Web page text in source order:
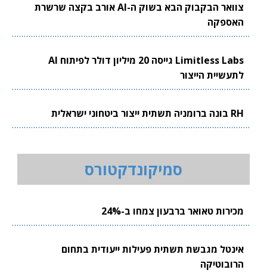
צוואר הבקבוק הבא בשוק ה-AI אורב בקצה שרשרת
האספקה
Limitless Labs גייסה 20 מיליון דולר לפיתוח AI
לתעשיית הייצור
RH בונה ברומניה תשתית ייצור ביטחוני ישראלית
סמיקונדקטורס
מכירות טאואר ברבעון צמחו ב-24%
אינטל מגבשת תשתית פעילות ייעודית בתחום
הרובוטיקה